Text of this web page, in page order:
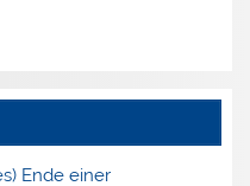
Ende einer